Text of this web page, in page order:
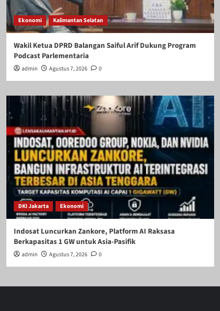
Ekonomi Kalimantan Selatan
Wakil Ketua DPRD Balangan Saiful Arif Dukung Program
Podcast Parlementaria
admin Agustus 7, 2026 0
DKI Jakarta Ekonomi
Indosat Luncurkan Zankore, Platform AI Raksasa
Berkapasitas 1 GW untuk Asia-Pasifik
admin Agustus 7, 2026 0